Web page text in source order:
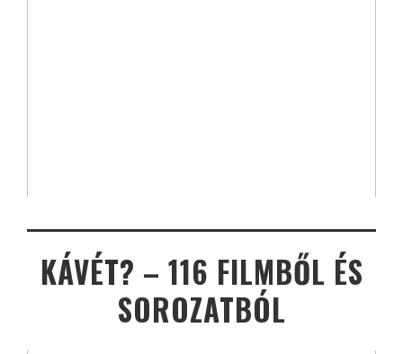
KÁVÉT? – 116 FILMBŐL ÉS
SOROZATBÓL